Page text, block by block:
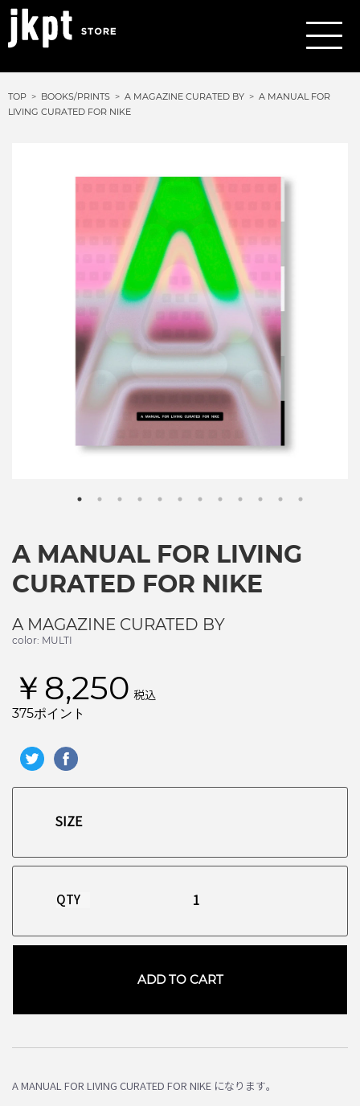
TOP BOOKS/PRINTS A MAGAZINE CURATED BY
A MANUAL FOR
LIVING CURATED FOR NIKE
A MANUAL FOR LIVING
CURATED FOR NIKE
A MAGAZINE CURATED BY
color: MULTI
￥8,250 税込
375ポイント
QTY
ADD TO CART
A MANUAL FOR LIVING CURATED FOR NIKE になります。
お買い物を続ける カートへ進む